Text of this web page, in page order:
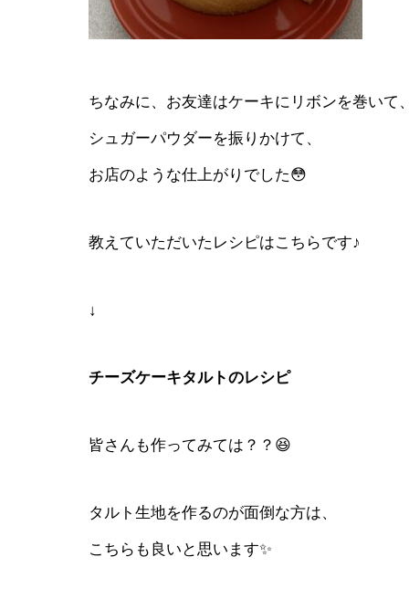
ちなみに、お友達はケーキにリボンを巻いて、
シュガーパウダーを振りかけて、
お店のような仕上がりでした😳
教えていただいたレシピはこちらです♪
↓
チーズケーキタルトのレシピ
皆さんも作ってみては？？😆
タルト生地を作るのが面倒な方は、
こちらも良いと思います✨